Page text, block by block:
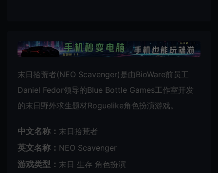
末日拾荒者(NEO Scavenger)是由BioWare前员工
Daniel Fedor领导的Blue Bottle Games工作室开发
的末日野外求生题材Roguelike角色扮演游戏。
中文名称： 末日拾荒者
英文名称： NEO Scavenger
游戏类型： 末日 生存 角色扮演